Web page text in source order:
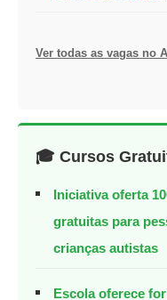
Ver todas as vagas no
🎓 Cursos
Iniciativa oferta
gratuitas para
crianças autistas
Escola oferece